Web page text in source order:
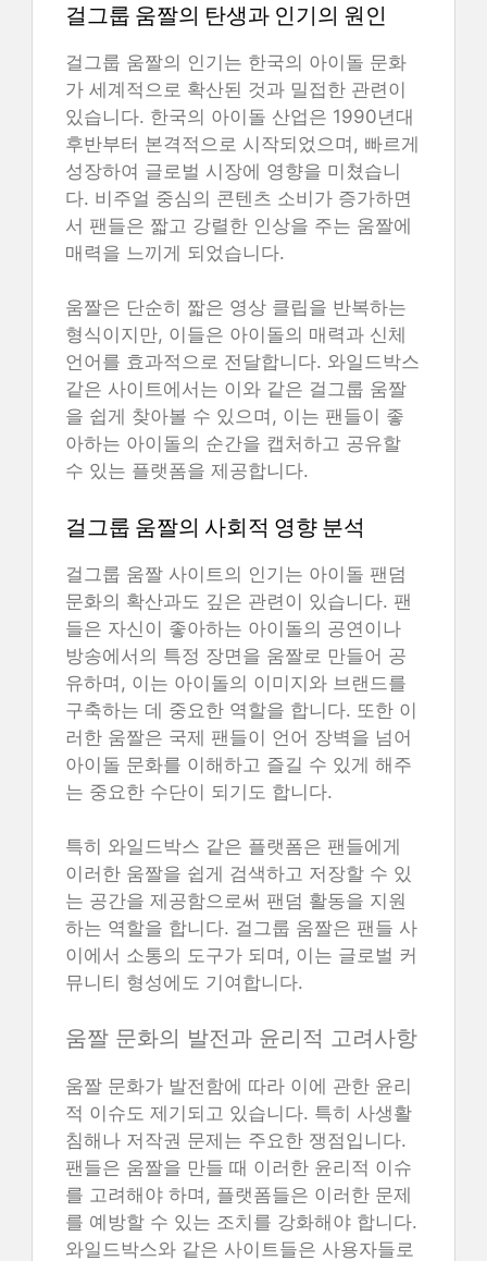
걸그룹 움짤의 탄생과 인기의 원인
걸그룹 움짤의 인기는 한국의 아이돌 문화
가 세계적으로 확산된 것과 밀접한 관련이
있습니다. 한국의 아이돌 산업은 1990년대
후반부터 본격적으로 시작되었으며, 빠르게
성장하여 글로벌 시장에 영향을 미쳤습니
다. 비주얼 중심의 콘텐츠 소비가 증가하면
서 팬들은 짧고 강렬한 인상을 주는 움짤에
매력을 느끼게 되었습니다.
움짤은 단순히 짧은 영상 클립을 반복하는
형식이지만, 이들은 아이돌의 매력과 신체
언어를 효과적으로 전달합니다. 와일드박스
같은 사이트에서는 이와 같은 걸그룹 움짤
을 쉽게 찾아볼 수 있으며, 이는 팬들이 좋
아하는 아이돌의 순간을 캡처하고 공유할
수 있는 플랫폼을 제공합니다.
걸그룹 움짤의 사회적 영향 분석
걸그룹 움짤 사이트의 인기는 아이돌 팬덤
문화의 확산과도 깊은 관련이 있습니다. 팬
들은 자신이 좋아하는 아이돌의 공연이나
방송에서의 특정 장면을 움짤로 만들어 공
유하며, 이는 아이돌의 이미지와 브랜드를
구축하는 데 중요한 역할을 합니다. 또한 이
러한 움짤은 국제 팬들이 언어 장벽을 넘어
아이돌 문화를 이해하고 즐길 수 있게 해주
는 중요한 수단이 되기도 합니다.
특히 와일드박스 같은 플랫폼은 팬들에게
이러한 움짤을 쉽게 검색하고 저장할 수 있
는 공간을 제공함으로써 팬덤 활동을 지원
하는 역할을 합니다. 걸그룹 움짤은 팬들 사
이에서 소통의 도구가 되며, 이는 글로벌 커
뮤니티 형성에도 기여합니다.
움짤 문화의 발전과 윤리적 고려사항
움짤 문화가 발전함에 따라 이에 관한 윤리
적 이슈도 제기되고 있습니다. 특히 사생활
침해나 저작권 문제는 주요한 쟁점입니다.
팬들은 움짤을 만들 때 이러한 윤리적 이슈
를 고려해야 하며, 플랫폼들은 이러한 문제
를 예방할 수 있는 조치를 강화해야 합니다.
와일드박스와 같은 사이트들은 사용자들로